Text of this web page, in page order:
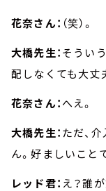
花奈さん： （笑）。
大橋先生：そうい
配しなくても大丈
花奈さん：へえ。
大橋先生：ただ、
ん。好ましいこと
レッド君： え？誰